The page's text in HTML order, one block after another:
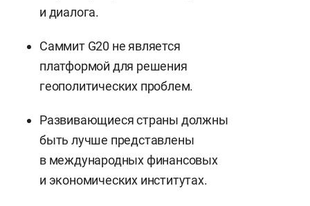
и диалога.
Саммит G20 не является
платформой для решения
геополитических проблем.
Развивающиеся страны должны
быть лучше представлены
в международных финансовых
и экономических институтах.